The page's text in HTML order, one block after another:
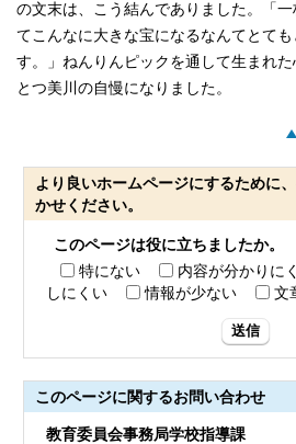
の文末は、こう結んでありました。「
てこんなに大きな宝になるなんてとて
す。」ねんりんピックを通して生まれ
とつ美川の自慢になりました。
より良いホームページにするために
かせください。
このページは役に立ちましたか。
特にない
内容が分かりに
しにくい
情報が少ない 文
送信
このページに関するお問い合わせ
教育委員会事務局学校指導課